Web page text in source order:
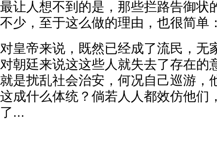
最让人想不到的是，那些拦路告御状
不少，至于这么做的理由，也很简单
对皇帝来说，既然已经成了流民，无
对朝廷来说这这些人就失去了存在的
就是扰乱社会治安，何况自己巡游，
这成什么体统？倘若人人都效仿他们
了...